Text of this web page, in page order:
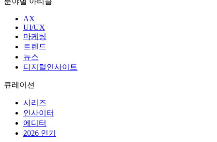
AX
UI/UX
마케팅
트렌드
뉴스
디지털인사이트
큐레이션
시리즈
인사이터
에디터
2026 인기